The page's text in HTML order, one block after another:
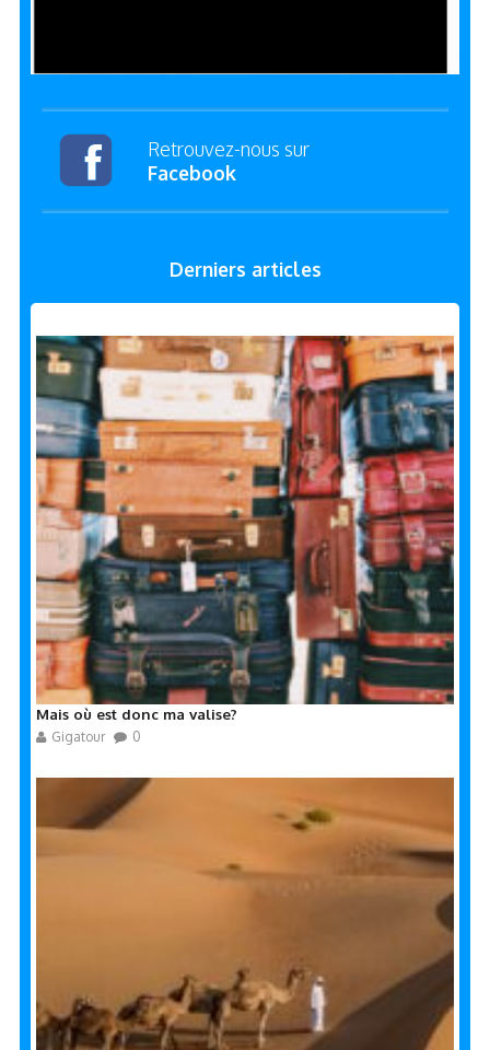
Retrouvez-nous sur
Facebook
Derniers articles
Mais où est donc ma valise?
Gigatour 0